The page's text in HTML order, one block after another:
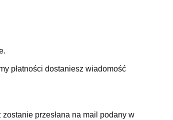
płatności dostaniesz wiadomość
przesłana na mail podany w